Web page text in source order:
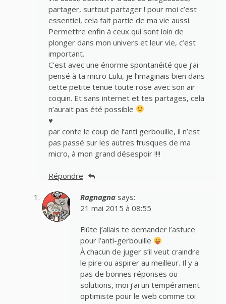
partager, surtout partager ! pour moi c’est
essentiel, cela fait partie de ma vie aussi.
Permettre enfin à ceux qui sont loin de
plonger dans mon univers et leur vie, c’est
important.
C’est avec une énorme spontanéité que j’ai
pensé à ta micro Lulu, je l’imaginais bien dans
cette petite tenue toute rose avec son air
coquin. Et sans internet et tes partages, cela
n’aurait pas été possible
♥
par conte le coup de l’anti gerbouille, il n’est
pas passé sur les autres frusques de ma
micro, à mon grand désespoir !!!!
Répondre
Ragnagna says:
21 mai 2015 à 08:55
Flûte j’allais te demander l’astuce
pour l’anti-gerbouille
À chacun de juger s’il veut craindre
le pire ou aspirer au meilleur. Il y a
pas de bonnes réponses ou
solutions, moi j’ai un tempérament
optimiste pour le web comme toi